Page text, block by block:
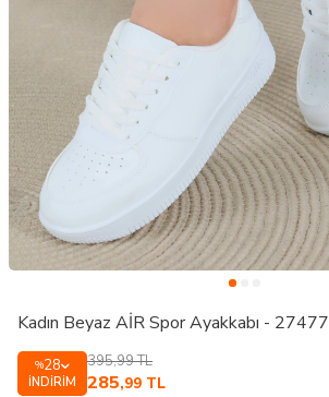
Kadın Beyaz AİR Spor Ayakkabı - 27477
%28
İNDIRIM
395,99TL
285,99 TL